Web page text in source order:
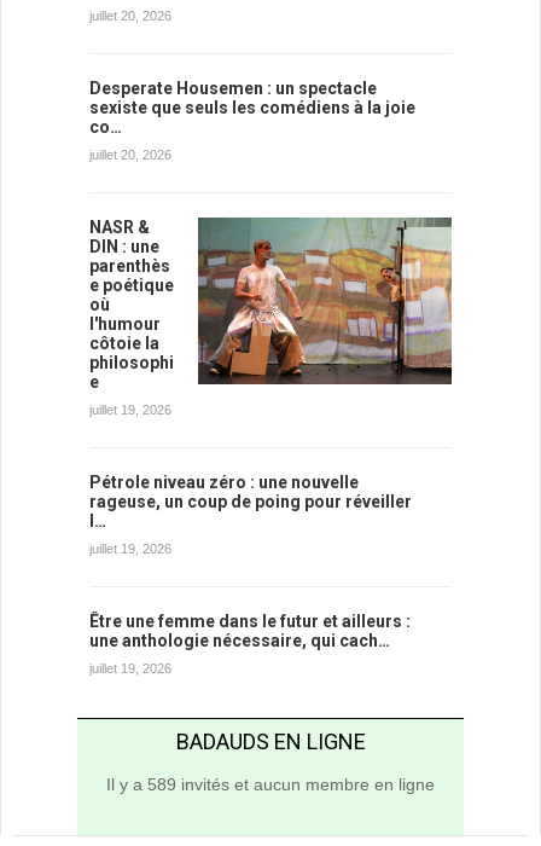
juillet 20, 2026
Desperate Housemen : un spectacle
sexiste que seuls les comédiens à la joie
co…
juillet 20, 2026
NASR &
DIN : une
parenthès
e poétique
où
l'humour
côtoie la
philosophi
e
juillet 19, 2026
Pétrole niveau zéro : une nouvelle
rageuse, un coup de poing pour réveiller
l…
juillet 19, 2026
Être une femme dans le futur et ailleurs :
une anthologie nécessaire, qui cach…
juillet 19, 2026
BADAUDS EN LIGNE
Il y a 589 invités et aucun membre en ligne